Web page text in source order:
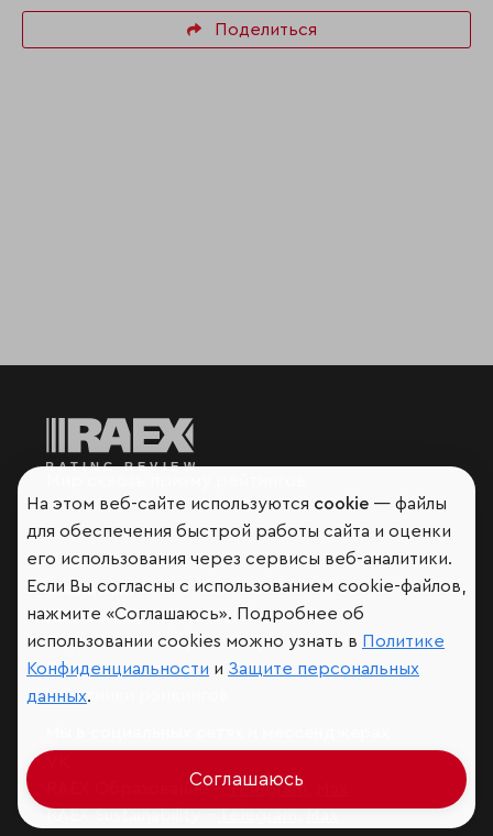
Поделиться
Аналитика
Контактная информация
Подписаться на рассылку
Обратная связь
Участники рэнкингов
RAEX Образование –Telegram
RAEX Sustainability –Telegram,Max
На этом веб-сайте используются cookie — файлы
для обеспечения быстрой работы сайта и оценки
его использования через сервисы веб-аналитики.
Если Вы согласны с использованием cookie-файлов,
нажмите «Соглашаюсь». Подробнее об
использовании cookies можно узнать в Политике
Конфиденциальности и Защите персональных
данных.
Соглашаюсь